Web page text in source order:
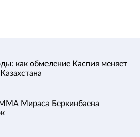
как обмеление Каспия меняет
Мираса Беркинбаева